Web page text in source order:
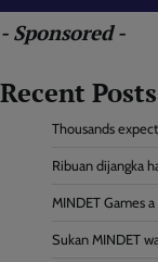
- Sponsored -
Recent Posts
Thousands
Ribuan dijangka
MINDET Games
Sukan MINDET